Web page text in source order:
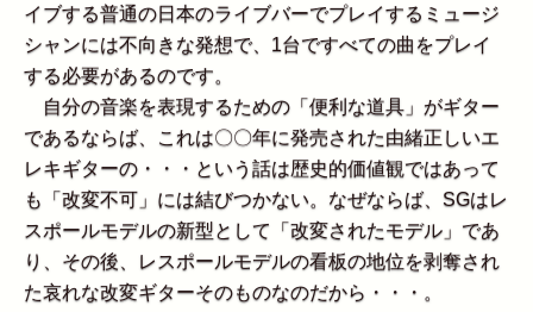
イブする普通の日本のライブバーでプレイするミュージ
シャンには不向きな発想で、1台ですべての曲をプレイ
する必要があるのです。
自分の音楽を表現するための「便利な道具」がギター
であるならば、これは〇〇年に発売された由緒正しいエ
レキギターの・・・という話は歴史的価値観ではあって
も「改変不可」には結びつかない。なぜならば、SGはレ
スポールモデルの新型として「改変されたモデル」であ
り、その後、レスポールモデルの看板の地位を剥奪され
た哀れな改変ギターそのものなのだから・・・。